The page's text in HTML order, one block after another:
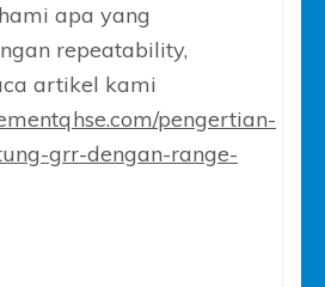
apa yang
repeatability,
artikel kami
pengertian-
grr-dengan-range-